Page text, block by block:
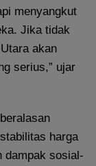
menyangkut
Jika tidak
akan
serius,” ujar
harga
dampak sosial-